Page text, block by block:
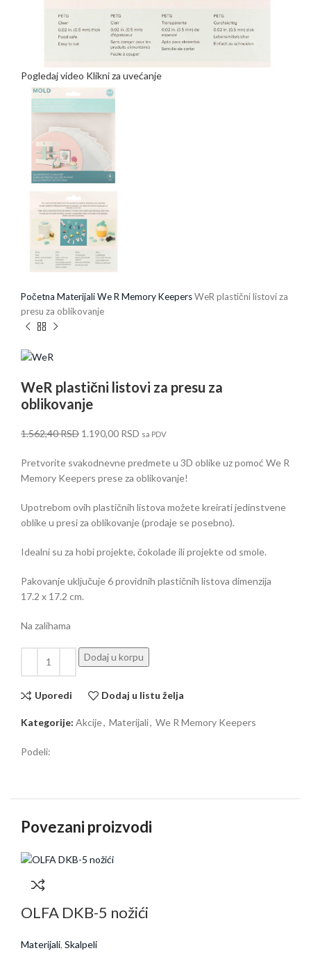
Pogledaj video Klikni za uvećanje
Početna MaterijaliWe R Memory KeepersWeR plastični listovi za
presu za oblikovanje
WeR plastični listovi za presu za
oblikovanje
1.562,40RSD 1.190,00 RSD sa PDV
Pretvorite svakodnevne predmete u 3D oblike uz pomoć We R
Memory Keepers prese za oblikovanje!
Upotrebom ovih plastičnih listova možete kreirati jedinstvene
oblike u presi za oblikovanje (prodaje se posebno).
Idealni su za hobi projekte, čokolade ili projekte od smole.
Pakovanje uključuje 6 providnih plastičnih listova dimenzija
17.2 x 17.2 cm.
Na zalihama
Dodaj u korpu
Uporedi Dodaj u listu želja
Kategorije: Akcije, Materijali, We R Memory Keepers
Podeli:
Povezani proizvodi
OLFA DKB-5 nožići
Materijali, Skalpeli